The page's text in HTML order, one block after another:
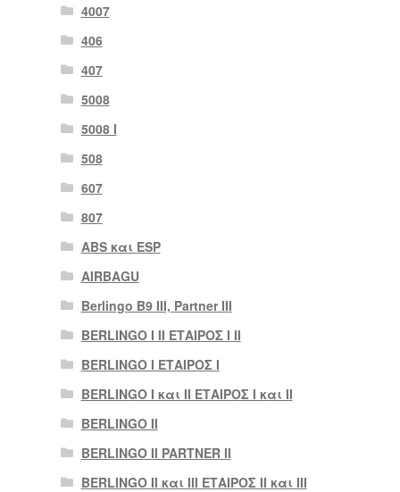
4007
406
407
5008
5008 Ι
508
607
807
ABS και ESP
AIRBAGU
Berlingo B9 III, Partner III
BERLINGO I II ΕΤΑΙΡΟΣ I II
BERLINGO I ΕΤΑΙΡΟΣ Ι
BERLINGO I και II ΕΤΑΙΡΟΣ I και II
BERLINGO II
BERLINGO II PARTNER II
BERLINGO II και III ΕΤΑΙΡΟΣ II και III